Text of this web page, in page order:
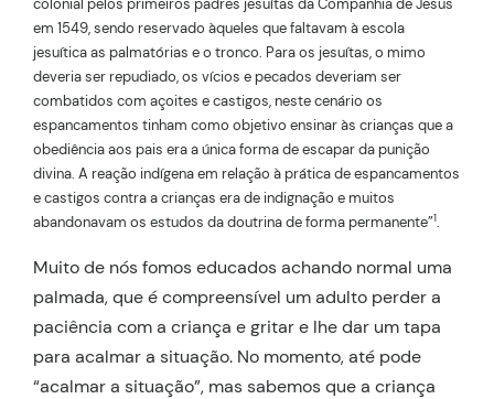
em 1549, sendo reservado àqueles que faltavam à escola
jesuítica as palmatórias e o tronco. Para os jesuítas, o mimo
deveria ser repudiado, os vícios e pecados deveriam ser
combatidos com açoites e castigos, neste cenário os
espancamentos tinham como objetivo ensinar às crianças que a
obediência aos pais era a única forma de escapar da punição
divina. A reação indígena em relação à prática de espancamentos
e castigos contra a crianças era de indignação e muitos
abandonavam os estudos da doutrina de forma permanente”1.
Muito de nós fomos educados achando normal uma
palmada, que é compreensível um adulto perder a
paciência com a criança e gritar e lhe dar um tapa
para acalmar a situação. No momento, até pode
“acalmar a situação”, mas sabemos que a criança